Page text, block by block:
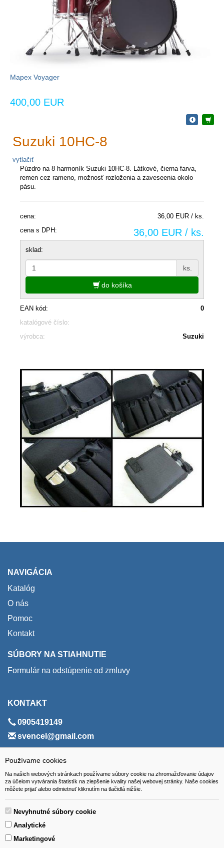
Používame cookies
Na našich webových stránkach používame súbory cookie na zhromažďovanie údajov
za účelom vytvárania štatistík na zlepšenie kvality našej webovej stránky. Naše cookies
môžete prijať alebo odmietnuť kliknutím na tlačidlá nižšie.
Nevyhnutné súbory cookie
Analytické
Marketingové
Mapex Voyager
400,00 EUR
Suzuki 10HC-8
vytlačiť
Púzdro na 8 harmoník Suzuki 10HC-8. Látkové, čierna farva,
remen cez rameno, možnosť rozloženia a zaveseenia okolo
pásu.
cena:
36,00 EUR / ks.
cena s DPH:
36,00 EUR / ks.
sklad:
ks.
do košíka
EAN kód:
0
katalógové číslo:
výrobca:
Suzuki
NAVIGÁCIA
Katalóg
O nás
Pomoc
Kontakt
SÚBORY NA STIAHNUTIE
Formulár na odstúpenie od zmluvy
KONTAKT
0905419149
svencel@gmail.com
ADRESA
VEST - tech s.r.o.
Hviezdoslavova 280/6, 965 01 Žiar nad Hronom
Slovakia (Slovak Republic)